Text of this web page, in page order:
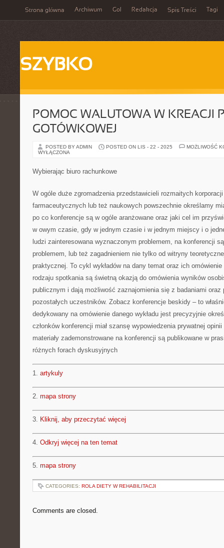
Strona główna Archiwum Gol Redakcja Spis Treści Tagi
SZYBKO
POMOC WALUTOWA W KREACJI
GOTÓWKOWEJ
POSTED BY ADMIN POSTED ON LIS - 22 - 2025
MOŻLIWOŚĆ
WYŁĄCZONA
Wybierając biuro rachunkowe
W ogóle duże zgromadzenia przedstawicieli rozmaitych korporacji
farmaceutycznych lub też naukowych powszechnie określamy
po co konferencje są w ogóle aranżowane oraz jaki cel im
w owym czasie, gdy w jednym czasie i w jednym miejscy i o
ludzi zainteresowana wyznaczonym problemem, na konferencji
problemem, lub też zagadnieniem nie tylko od witryny
praktycznej. To cykl wykładów na dany temat oraz ich
rodzaju spotkania są świetną okazją do omówienia wyników
publicznym i dają możliwość zaznajomienia się z badaniami oraz
pozostałych uczestników. Zobacz konferencje beskidy – to
dedykowany na omówienie danego wykładu jest precyzyjnie
członków konferencji miał szansę wypowiedzenia prywatnej
materiały zademonstrowane na konferencji są publikowane w
różnych forach dyskusyjnych
1. artykuly
2. mapa strony
3. Kliknij, aby przeczytać więcej
4. Odkryj więcej na ten temat
5. mapa strony
CATEGORIES: ROLA DIETY W REHABILITACJI
Comments are closed.